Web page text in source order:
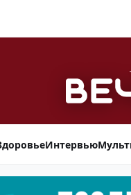
Интервью